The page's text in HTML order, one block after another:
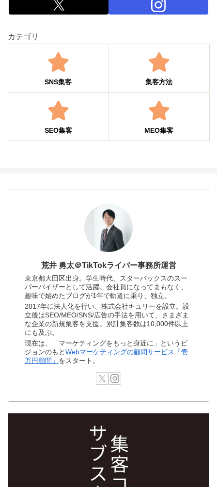
カテゴリ
SNS集客 集客方法
SEO集客 MEO集客
荒井 勇太＠TikTokライバー事務所運営
東京都大田区出身。学生時代、スターバックスのスー
パーバイザーとして活躍。会社員になってまもなく、
趣味で始めたブログが1年で軌道に乗り、独立。
2017年に法人化を行い、株式会社キュリーを設立。設
立後はSEO/MEO/SNS/広告の手法を用いて、さまざま
な企業の新規集客を支援。累計集客数は10,000件以上
にも及ぶ。
現在は、「マーケティングをもっと身近に」というビ
ジョンのもとWebマーケティングの顧問サービス「壱
万円顧問」 をスタート。